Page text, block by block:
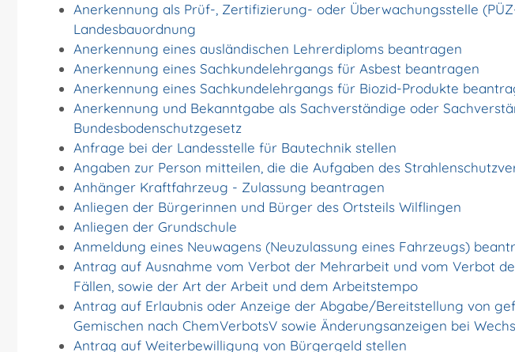
Anerkennung als Prüf-, Zertifizierung- oder Überwachungsstelle
Landesbauordnung
Anerkennung eines ausländischen Lehrerdiploms beantragen
Anerkennung eines Sachkundelehrgangs für Asbest beantragen
Anerkennung eines Sachkundelehrgangs für Biozid-Produkte
Anerkennung und Bekanntgabe als Sachverständige oder
Bundesbodenschutzgesetz
Anfrage bei der Landesstelle für Bautechnik stellen
Angaben zur Person mitteilen, die die Aufgaben des
Anhänger Kraftfahrzeug - Zulassung beantragen
Anliegen der Bürgerinnen und Bürger des Ortsteils Wilflingen
Anliegen der Grundschule
Anmeldung eines Neuwagens (Neuzulassung eines Fahrzeugs)
Antrag auf Ausnahme vom Verbot der Mehrarbeit und vom Verbot
Fällen, sowie der Art der Arbeit und dem Arbeitstempo
Antrag auf Erlaubnis oder Anzeige der Abgabe/Bereitstellung von
Gemischen nach ChemVerbotsV sowie Änderungsanzeigen bei
Antrag auf Weiterbewilligung von Bürgergeld stellen